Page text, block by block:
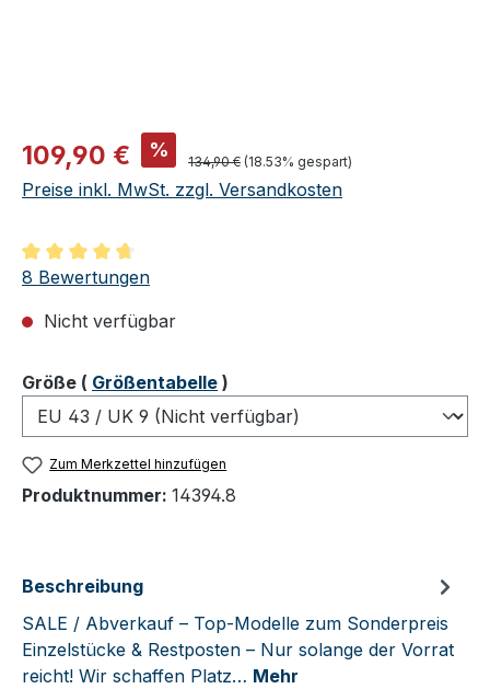
Verkaufspreis:
109,90 € % Regulärer Preis:
134,90 € (18.53% gespart)
Preise inkl. MwSt. zzgl. Versandkosten
Durchschnittliche Bewertung von 4.75 von 5 Sternen
8 Bewertungen
Nicht verfügbar
Größeauswählen
( Größentabelle )
Zum Merkzettel hinzufügen
Produktnummer: 14394.8
Beschreibung
SALE / Abverkauf – Top-Modelle zum Sonderpreis
Einzelstücke & Restposten – Nur solange der Vorrat
reicht! Wir schaffen Platz… Mehr